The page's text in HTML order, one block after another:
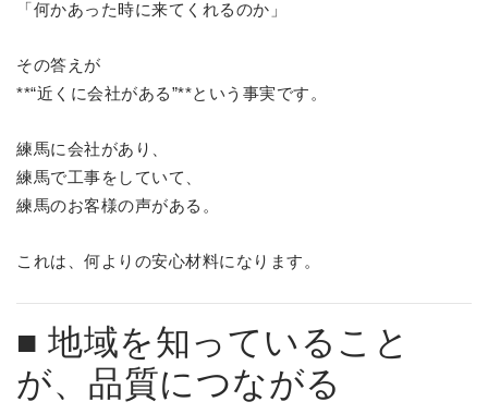
「何かあった時に来てくれるのか」
その答えが
**“近くに会社がある”**という事実です。
練馬に会社があり、
練馬で工事をしていて、
練馬のお客様の声がある。
これは、何よりの安心材料になります。
■ 地域を知っていること
が、品質につながる